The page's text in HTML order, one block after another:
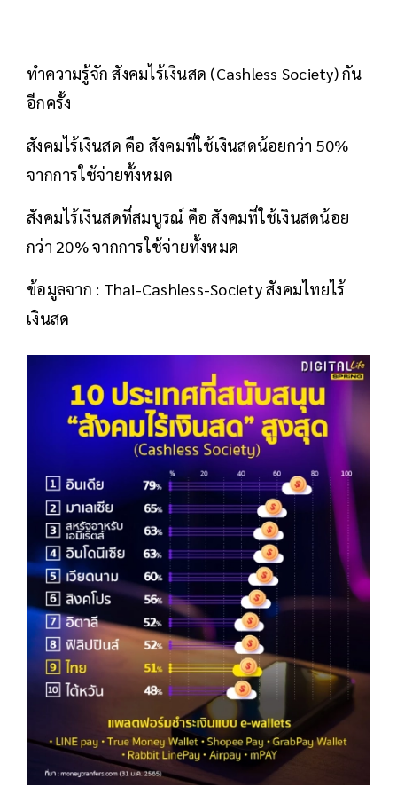
ทำความรู้จัก สังคมไร้เงินสด (Cashless Society) กัน
อีกครั้ง
สังคมไร้เงินสด คือ สังคมที่ใช้เงินสดน้อยกว่า 50%
จากการใช้จ่ายทั้งหมด
สังคมไร้เงินสดที่สมบูรณ์ คือ สังคมที่ใช้เงินสดน้อย
กว่า 20% จากการใช้จ่ายทั้งหมด
ข้อมูลจาก : Thai-Cashless-Society สังคมไทยไร้
เงินสด